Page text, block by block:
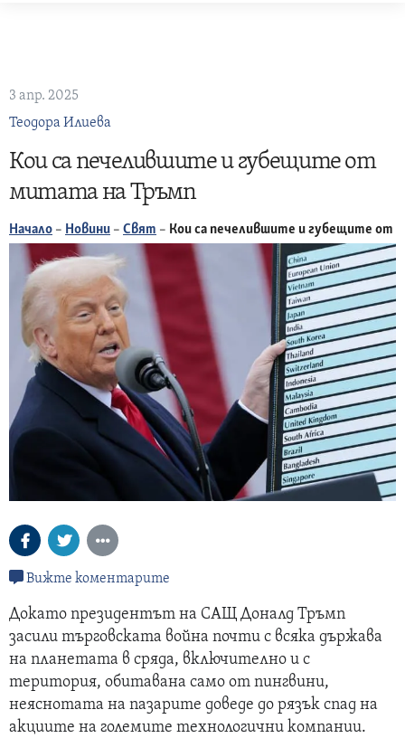
3 апр. 2025
Теодора Илиева
Кои са печелившите и губещите от
митата на Тръмп
Начало – Новини – Свят – Кои са печелившите и губещите от
Вижте коментарите
Докато президентът на САЩ Доналд Тръмп
засили търговската война почти с всяка държава
на планетата в сряда, включително и с
територия, обитавана само от пингвини,
неяснотата на пазарите доведе до рязък спад на
акциите на големите технологични компании.